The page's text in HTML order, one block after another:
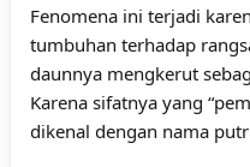
Fenomena ini terjadi
tumbuhan terhadap
daunnya mengkerut
Karena sifatnya yang
dikenal dengan nama